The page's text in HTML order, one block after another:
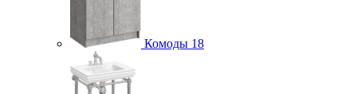
Комоды 18